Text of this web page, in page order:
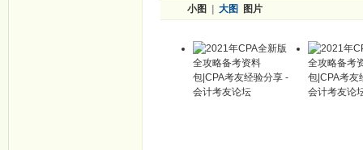
小图 大图 图片